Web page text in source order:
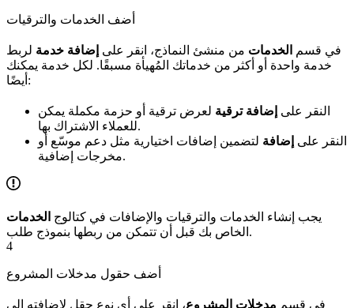
أضف الخدمات والترقيات
في قسم الخدمات من منشئ النماذج، انقر على إضافة خدمة لربط
خدمة واحدة أو أكثر من خدماتك المُهيأة مسبقًا. لكل خدمة يمكنك
أيضًا:
النقر على إضافة ترقية لعرض ترقية أو حزمة مكملة يمكن
للعملاء الاشتراك بها.
النقر على إضافة لتضمين إضافات اختيارية مثل دعم موسّع أو
مخرجات إضافية.
يجب إنشاء الخدمات والترقيات والإضافات في كتالوج الخدمات
الخاص بك قبل أن تتمكن من ربطها بنموذج طلب.
4
أضف حقول مدخلات المشروع
في قسم مدخلات المشروع، انقر على أي نوع حقل لإضافته إلى